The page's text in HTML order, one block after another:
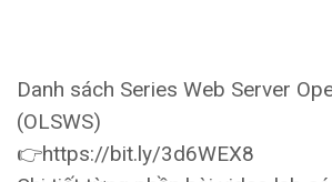
Danh sách Series Web Server
(OLSWS)
👉https://bit.ly/3d6WEX8